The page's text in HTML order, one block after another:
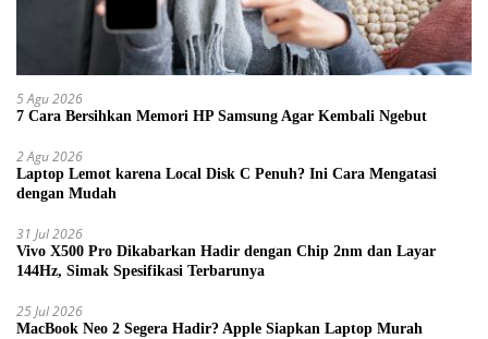
5 Agu 2026
7 Cara Bersihkan Memori HP Samsung Agar Kembali Ngebut
2 Agu 2026
Laptop Lemot karena Local Disk C Penuh? Ini Cara Mengatasi
dengan Mudah
31 Jul 2026
Vivo X500 Pro Dikabarkan Hadir dengan Chip 2nm dan Layar
144Hz, Simak Spesifikasi Terbarunya
25 Jul 2026
MacBook Neo 2 Segera Hadir? Apple Siapkan Laptop Murah